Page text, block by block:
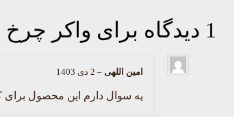
1 دیدگاه برای واکر چرخ
امین اللهی – 2 دی 1403
یه سوال دارم این محصول